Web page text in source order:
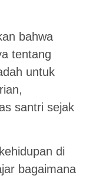
bahwa
tentang
untuk
santri sejak
di
bagaimana